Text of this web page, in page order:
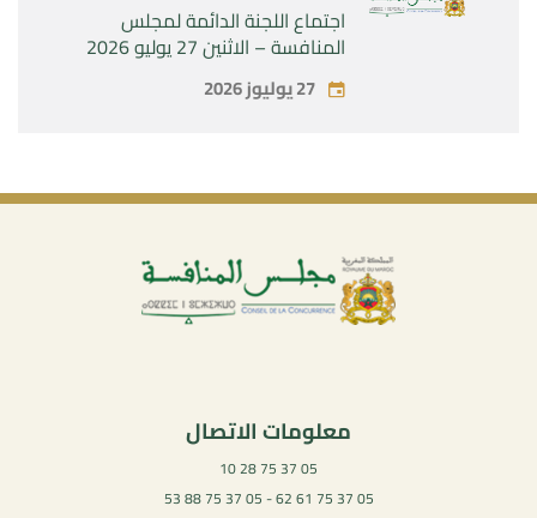
اجتماع اللجنة الدائمة لمجلس
المنافسة – الاثنين 27 يوليو 2026
27 يوليوز 2026
معلومات الاتصال
05 37 75 28 10
05 37 75 61 62 - 05 37 75 88 53